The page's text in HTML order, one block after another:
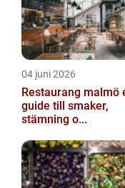
04 juni 2026
Restaurang malmö en
guide till smaker,
stämning o...